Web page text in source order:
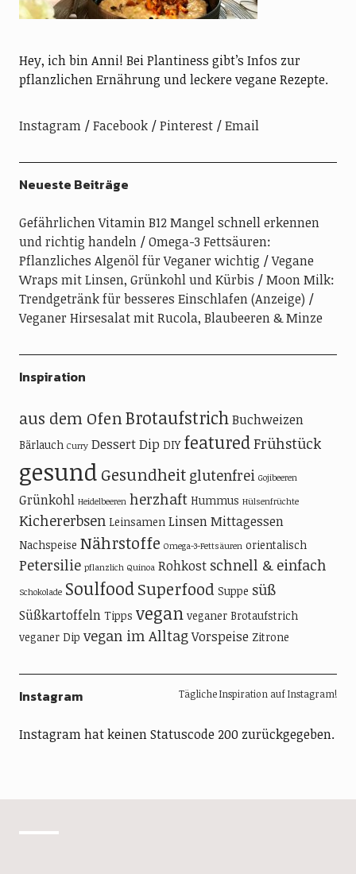
Hey, ich bin Anni! Bei Plantiness gibt’s Infos zur
pflanzlichen Ernährung und leckere vegane Rezepte.
Instagram Facebook Pinterest Email
Neueste Beiträge
Gefährlichen Vitamin B12 Mangel schnell erkennen
und richtig handeln
Omega-3 Fettsäuren:
Pflanzliches Algenöl für Veganer wichtig
Vegane
Wraps mit Linsen, Grünkohl und Kürbis
Moon Milk:
Trendgetränk für besseres Einschlafen (Anzeige)
Veganer Hirsesalat mit Rucola, Blaubeeren & Minze
Inspiration
aus dem OfenBrotaufstrichBuchweizen
Bärlauch Curry DessertDip DIY featuredFrühstück
gesund Gesundheit glutenfrei Gojibeeren
Grünkohl Heidelbeeren herzhaft Hummus Hülsenfrüchte
Kichererbsen Leinsamen LinsenMittagessen
Nachspeise Nährstoffe Omega-3-Fettsäuren orientalisch
Petersilie pflanzlich Quinoa Rohkost schnell & einfach
Schokolade SoulfoodSuperfood Suppe süß
Süßkartoffeln Tipps vegan veganer Brotaufstrich
veganer Dip vegan im AlltagVorspeise Zitrone
Instagram
Instagram hat keinen Statuscode 200 zurückgegeben.
Tägliche Inspiration auf Instagram!